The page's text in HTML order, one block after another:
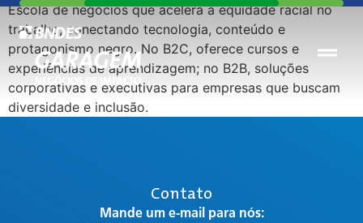
Escola de negócios que acelera a equidade racial no
trabalho, conectando tecnologia, conteúdo e
protagonismo negro. No B2C, oferece cursos e
experiências de aprendizagem; no B2B, soluções
corporativas e executivas para empresas que buscam
diversidade e inclusão.
Contato
Mande um e-mail para nós: